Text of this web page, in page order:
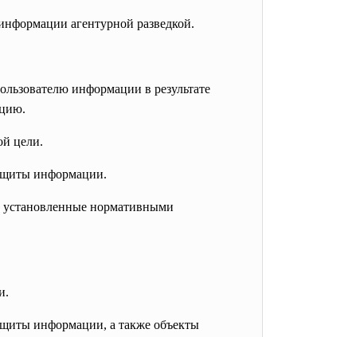
агентурной разведкой.
информации в результате
цели.
информации.
нормативными
информации, а также объекты